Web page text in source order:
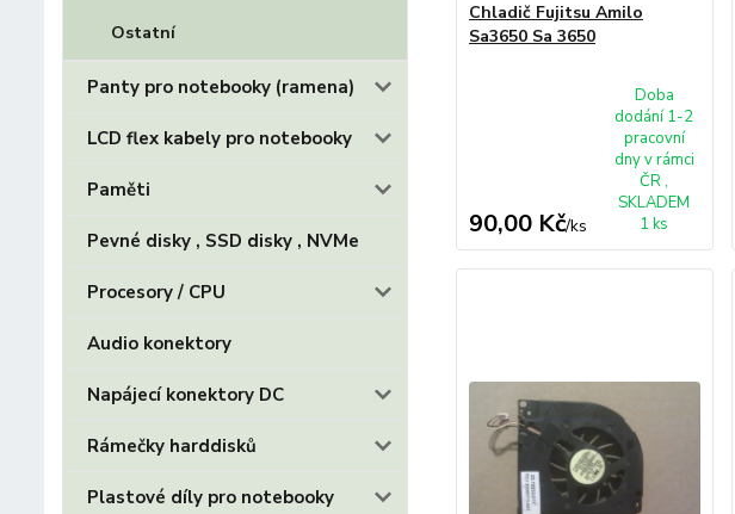
Ostatní
Panty pro notebooky (ramena)
LCD flex kabely pro notebooky
Paměti
Pevné disky , SSD disky , NVMe
Procesory / CPU
Audio konektory
Napájecí konektory DC
Rámečky harddisků
Plastové díly pro notebooky
Chladič Fujitsu Amilo
Sa3650 Sa 3650
90,00 Kč/ks
Doba
dodání 1-2
pracovní
dny v rámci
ČR ,
SKLADEM
1 ks